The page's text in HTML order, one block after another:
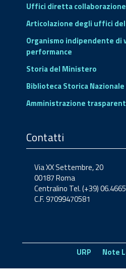
Uffici diretta
Articolazione degli uffici
Organismo indipendente di
performance
Storia del Ministero
Biblioteca Storica
Amministrazione
Contatti
Via XX Settembre, 20
00187 Roma
Centralino Tel. (+39)
C.F. 97099470581
URP Note